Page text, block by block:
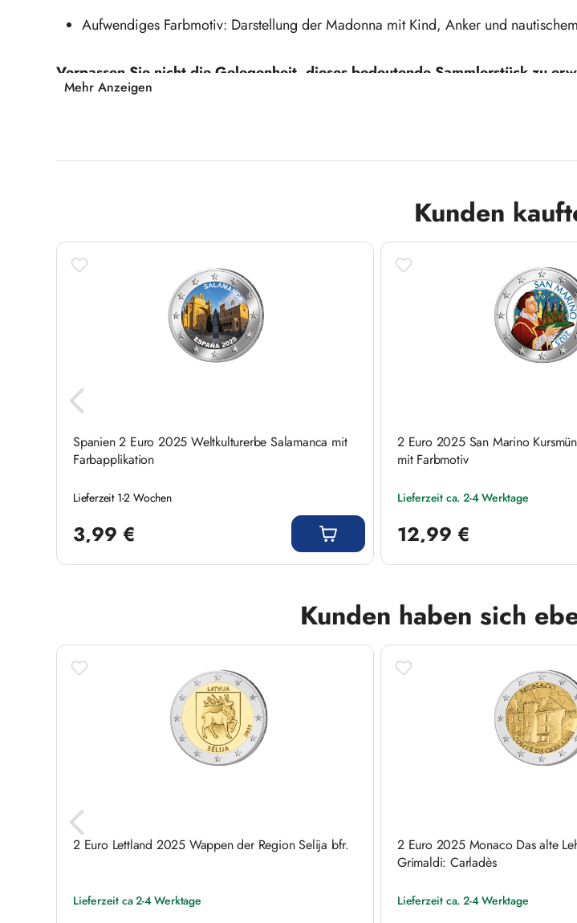
Aufwendiges Farbmotiv: Darstellung der Madonna mit Kind, Anker und
Verpassen Sie nicht die Gelegenheit, dieses bedeutende Sammlerstück zu
Sie jetzt und sichern Sie sich ein Stück geprägter Geschichte!
Mehr Anzeigen
Kunden
Spanien 2 Euro 2025 Weltkulturerbe Salamanca mit
Farbapplikation
Lieferzeit 1-2 Wochen
3,99 €
2 Euro 2025 San Marino
mit Farbmotiv
Lieferzeit ca. 2-4 Werktage
12,99 €
Kunden haben sich
2 Euro Lettland 2025 Wappen der Region Selija bfr.
Lieferzeit ca 2-4 Werktage
2 Euro 2025 Monaco Das alte
Grimaldi: Carladès
Lieferzeit ca. 2-4 Werktage